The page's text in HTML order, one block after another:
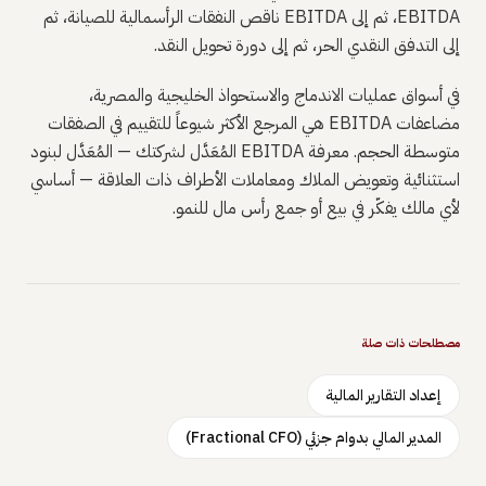
EBITDA، ثم إلى EBITDA ناقص النفقات الرأسمالية للصيانة، ثم
إلى التدفق النقدي الحر، ثم إلى دورة تحويل النقد.
في أسواق عمليات الاندماج والاستحواذ الخليجية والمصرية،
مضاعفات EBITDA هي المرجع الأكثر شيوعاً للتقييم في الصفقات
متوسطة الحجم. معرفة EBITDA المُعَدَّل لشركتك — المُعَدَّل لبنود
استثنائية وتعويض الملاك ومعاملات الأطراف ذات العلاقة — أساسي
لأي مالك يفكّر في بيع أو جمع رأس مال للنمو.
مصطلحات ذات صلة
إعداد التقارير المالية
المدير المالي بدوام جزئي (Fractional CFO)